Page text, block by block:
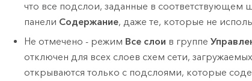
что все подслои, заданные в соответствующем
панели Содержание, даже те, которые не
Не отмечено - режим Все слои в группе
отключен для всех слоев схем сети,
открываются только с подслоями, которые